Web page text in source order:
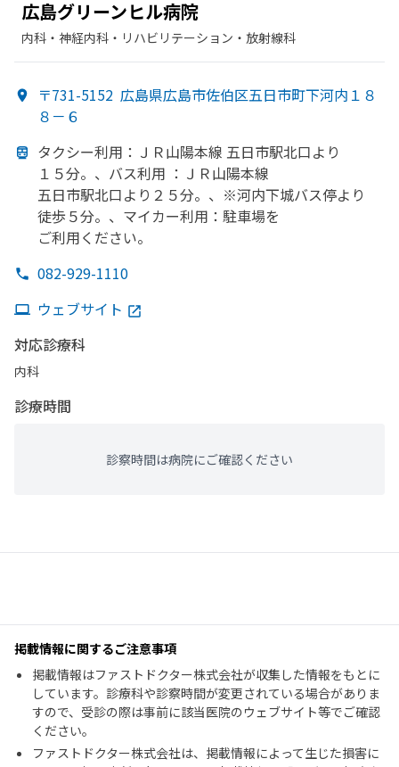
広島グリーンヒル病院
内科・​神経内科・​リハビリテーション・​放射線科
〒731-5152 広島県広島市佐伯区五日市町下河内１８
８－６
タクシー利用：ＪＲ山陽本線 五日市駅北口より
１５分。、 バス利用 ：ＪＲ山陽本線
五日市駅北口より ２５分。、 ※河内下城バス停より
徒歩５分。、 マイカー利用：駐車場を
ご利用ください。
082-929-1110
ウェブサイト
対応診療科
内科
診療時間
診察時間は病院にご確認ください
掲載情報に関するご注意事項
掲載情報はファストドクター株式会社が収集した情報をもとに
しています。診療科や診察時間が変更されている場合がありま
すので、受診の際は事前に該当医院のウェブサイト等でご確認
ください。
ファストドクター株式会社は、掲載情報によって生じた損害に